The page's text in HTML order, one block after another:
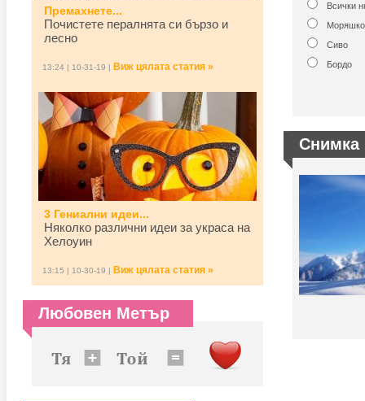
Премахнете...
Почистете пералнята си бързо и
лесно
13:24 | 10-31-19 | Виж цялата статия »
3 Гениални идеи...
Няколко различни идеи за украса на
Хелоуин
13:15 | 10-30-19 | Виж цялата статия »
Любовен Метър
Всички
Сиво
Бордо
Снимка